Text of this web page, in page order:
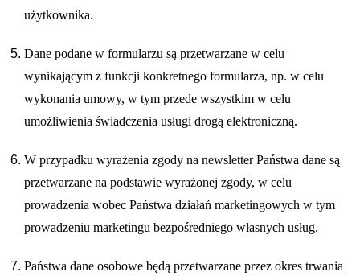
użytkownika.
Dane podane w formularzu są przetwarzane w celu
wynikającym z funkcji konkretnego formularza, np. w celu
wykonania umowy, w tym przede wszystkim w celu
umożliwienia świadczenia usługi drogą elektroniczną.
W przypadku wyrażenia zgody na newsletter Państwa dane są
przetwarzane na podstawie wyrażonej zgody, w celu
prowadzenia wobec Państwa działań marketingowych w tym
prowadzeniu marketingu bezpośredniego własnych usług.
Państwa dane osobowe będą przetwarzane przez okres trwania